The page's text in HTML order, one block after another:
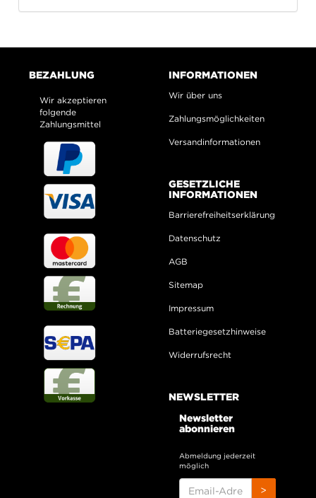
BEZAHLUNG
Wir akzeptieren
folgende
Zahlungsmittel
INFORMATIONEN
Wir über uns
Zahlungsmöglichkeiten
Versandinformationen
GESETZLICHE
INFORMATIONEN
Barrierefreiheitserklärung
Datenschutz
AGB
Sitemap
Impressum
Batteriegesetzhinweise
Widerrufsrecht
NEWSLETTER
Newsletter
abonnieren
Abmeldung jederzeit
möglich
ADRESSE
>